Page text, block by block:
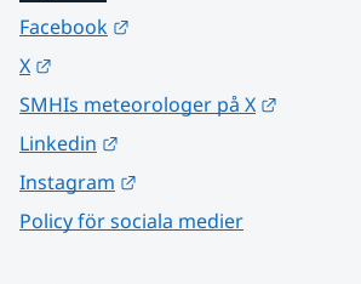
Facebook
X
SMHIs meteorologer på X
Linkedin
Instagram
Policy för sociala medier